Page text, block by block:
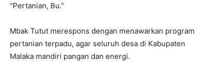
“Pertanian, Bu.”
Mbak Tutut merespons dengan menawarkan program
pertanian terpadu, agar seluruh desa di Kabupaten
Malaka mandiri pangan dan energi.